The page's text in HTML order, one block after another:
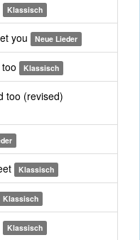
Klassisch
you Neue Lieder
Klassisch
too (revised)
Klassisch
Klassisch
Klassisch